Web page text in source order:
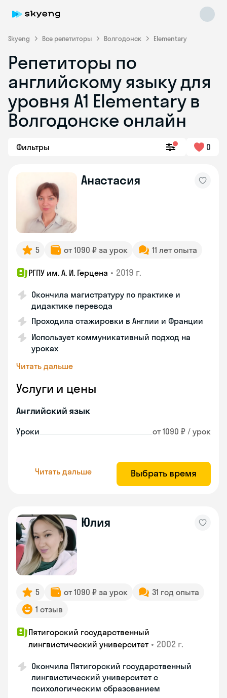
Skyeng Все репетиторы Волгодонск Elementary
Репетиторы по
английскому языку для
уровня A1 Elementary в
Волгодонске онлайн
Фильтры 0
Анастасия
5 от 1090 ₽ за урок 11 лет опыта
РГПУ им. А. И. Герцена • 2019 г.
Окончила магистратуру по практике и
дидактике перевода
Проходила стажировки в Англии и Франции
Использует коммуникативный подход на
уроках
Читать дальше
Услуги и цены
Английский язык
Уроки от 1090 ₽ / урок
Читать дальше Выбрать время
Юлия
5 от 1090 ₽ за урок
31 год опыта
1 отзыв
Пятигорский государственный
лингвистический университет • 2002 г.
Окончила Пятигорский государственный
лингвистический университет с
психологическим образованием
Skyeng Chat